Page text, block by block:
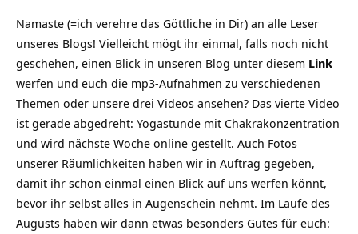
Namaste (=ich verehre das Göttliche in Dir) an alle Leser
unseres Blogs! Vielleicht mögt ihr einmal, falls noch nicht
geschehen, einen Blick in unseren Blog unter diesem Link
werfen und euch die mp3-Aufnahmen zu verschiedenen
Themen oder unsere drei Videos ansehen? Das vierte Video
ist gerade abgedreht: Yogastunde mit Chakrakonzentration
und wird nächste Woche online gestellt. Auch Fotos
unserer Räumlichkeiten haben wir in Auftrag gegeben,
damit ihr schon einmal einen Blick auf uns werfen könnt,
bevor ihr selbst alles in Augenschein nehmt. Im Laufe des
Augusts haben wir dann etwas besonders Gutes für euch: